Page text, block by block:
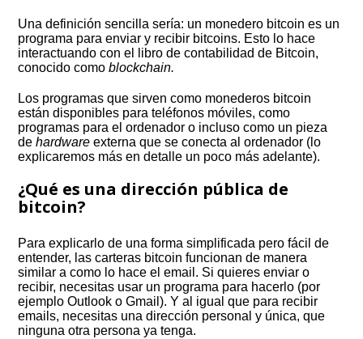
Una definición sencilla sería: un monedero bitcoin es un
programa para enviar y recibir bitcoins. Esto lo hace
interactuando con el libro de contabilidad de Bitcoin,
conocido comoblockchain.
Los programas que sirven como monederos bitcoin
están disponibles para teléfonos móviles, como
programas para el ordenador o incluso como un pieza
de hardwareexterna que se conecta al ordenador (lo
explicaremos más en detalle un poco más adelante).
¿Qué es una dirección pública de
bitcoin?
Para explicarlo de una forma simplificada pero fácil de
entender, las carteras bitcoin funcionan de manera
similar a como lo hace el email. Si quieres enviar o
recibir, necesitas usar un programa para hacerlo (por
ejemplo Outlook o Gmail). Y al igual que para recibir
emails, necesitas una dirección personal y única, que
ninguna otra persona ya tenga.